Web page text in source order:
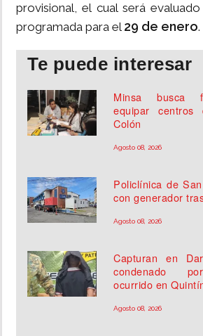
provisional, el cual será
programada para el 29 de enero.
Te puede interesar
Minsa busca
equipar
Colón
Agosto 08, 2026
Policlínica de
con generador
Agosto 08, 2026
Capturan en
condenado
ocurrido en
Agosto 08, 2026